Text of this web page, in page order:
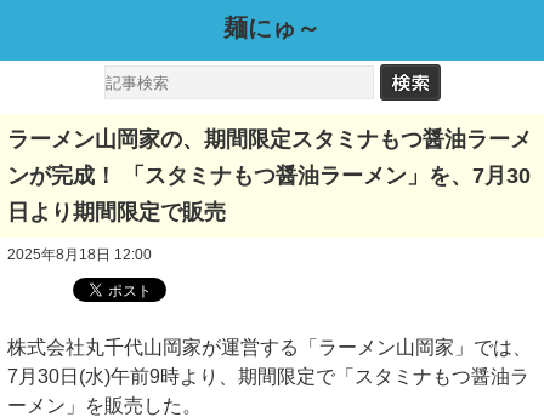
麺にゅ～
ラーメン山岡家の、期間限定スタミナもつ醤油ラーメ
ンが完成！ 「スタミナもつ醤油ラーメン」を、7月30
日より期間限定で販売
2025年8月18日 12:00
株式会社丸千代山岡家が運営する「ラーメン山岡家」では、
7月30日(水)午前9時より、期間限定で「スタミナもつ醤油ラ
ーメン」を販売した。